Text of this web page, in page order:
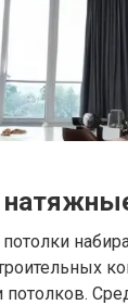
потолков.